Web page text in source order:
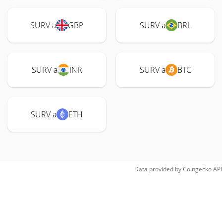
SURV a GBP SURV a BRL
SURV a INR SURV a BTC
SURV a ETH
Data provided byCoingeckoAPI